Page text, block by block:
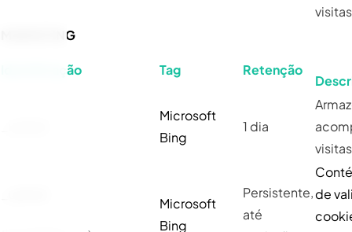
MARKETING
Identificação Tag Retenção
Microsoft
Bing
1 dia
Microsoft
Bing
Persistente,
até
de